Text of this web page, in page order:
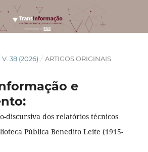
V. 38 (2026) / ARTIGOS ORIGINAIS
e
discursiva dos relatórios técnicos
Pública Benedito Leite (1915-